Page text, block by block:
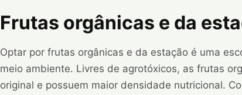
Frutas orgânicas e da
Optar por frutas orgânicas e da estação é uma
meio ambiente. Livres de agrotóxicos, as frutas
original e possuem maior densidade nutricional.